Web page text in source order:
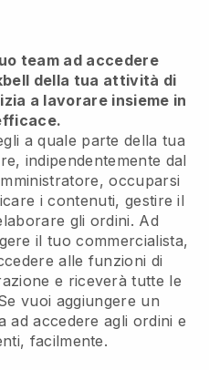
team ad accedere
della tua attività di
a lavorare insieme in
a quale parte della tua
indipendentemente dal
occuparsi
i contenuti, gestire il
gli ordini. Ad
il tuo commercialista,
alle funzioni di
e riceverà tutte le
vuoi aggiungere un
ad accedere agli ordini e
facilmente.